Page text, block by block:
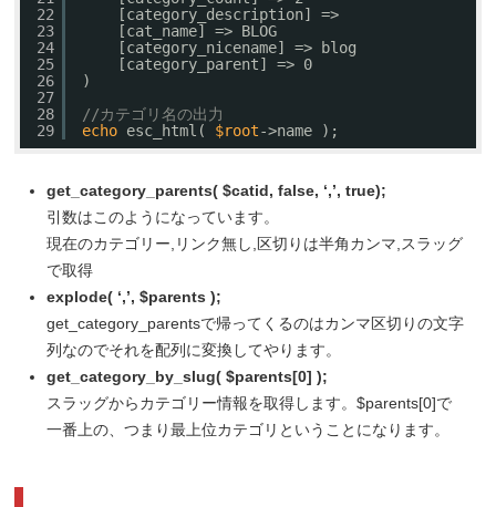
22
23
24
25
26
27
28
29
[category_description] =>
[cat_name] => BLOG
[category_nicename] => blog
[category_parent] => 0
)
//カテゴリ名の出力
echo esc_html( $root->name );
get_category_parents( $catid, false, ‘,’, true);
引数はこのようになっています。
現在のカテゴリー,リンク無し,区切りは半角カンマ,スラッグ
で取得
explode( ‘,’, $parents );
get_category_parentsで帰ってくるのはカンマ区切りの文字
列なのでそれを配列に変換してやります。
get_category_by_slug( $parents[0] );
スラッグからカテゴリー情報を取得します。$parents[0]で
一番上の、つまり最上位カテゴリということになります。